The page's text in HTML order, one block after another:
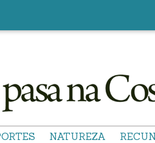
NATUREZA